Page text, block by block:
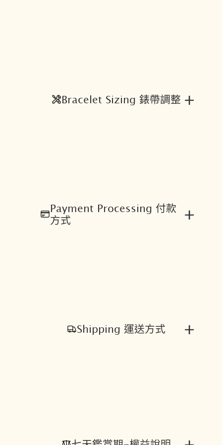
Bracelet Sizing 錶帶調整 +
Payment Processing 付款
方式
+
Shipping 運送方式 +